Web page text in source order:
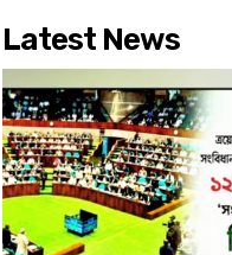
Latest News